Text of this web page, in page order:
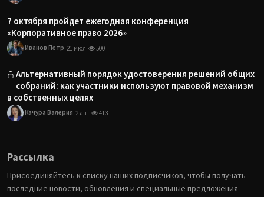
7 октября пройдет ежегодная конференция
«Корпоративное право 2026»
Иванов Петр 21 июл 500
Альтернативный порядок удостоверения решений общих
собраний: как участники используют правовой механизм
в собственных целях
Качура Валерия 2 авг 413
Рассылка
Присоединяйтесь к списку наших подписчиков, чтобы получать
последние новости, обновления и специальные предложения